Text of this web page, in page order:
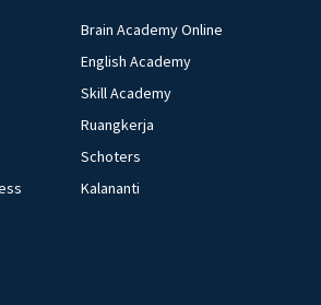
Brain Academy Online
English Academy
Skill Academy
Ruangkerja
Schoters
Kalananti